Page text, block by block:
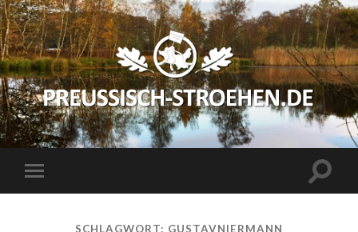
preussisch-
stroehen.de
Mobile-
Menü
SCHLAGWORT: GUSTAVNIERMANN